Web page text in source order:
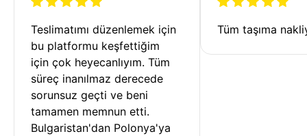
Teslimatımı düzenlemek için
bu platformu keşfettiğim
için çok heyecanlıyım. Tüm
süreç inanılmaz derecede
sorunsuz geçti ve beni
tamamen memnun etti.
Bulgaristan'dan Polonya'ya
Tüm taşıma